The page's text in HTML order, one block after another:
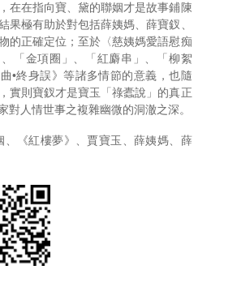
在在指向寶、黛的聯姻才是故事鋪陳
果極有助於對包括薛姨媽、薛寶釵、
的正確定位；至於〈慈姨媽愛語慰痴
「金項圈」、「紅麝串」、「柳絮
•終身誤》等諸多情節的意義，也隨
實則寶釵才是寶玉「祿蠹說」的真正
對人情世事之複雜幽微的洞澈之深。
、《紅樓夢》、賈寶玉、薛姨媽、薛